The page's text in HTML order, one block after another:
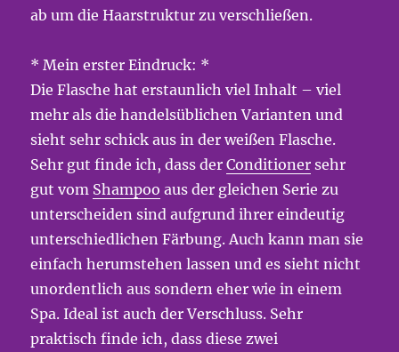
ab um die Haarstruktur zu verschließen.
* Mein erster Eindruck: *
Die Flasche hat erstaunlich viel Inhalt – viel
mehr als die handelsüblichen Varianten und
sieht sehr schick aus in der weißen Flasche.
Sehr gut finde ich, dass derConditioner sehr
gut vom Shampoo aus der gleichen Serie zu
unterscheiden sind aufgrund ihrer eindeutig
unterschiedlichen Färbung. Auch kann man sie
einfach herumstehen lassen und es sieht nicht
unordentlich aus sondern eher wie in einem
Spa. Ideal ist auch der Verschluss. Sehr
praktisch finde ich, dass diese zwei